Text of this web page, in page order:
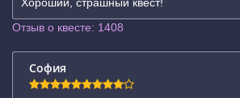
Отзыв о квесте: 1408
София